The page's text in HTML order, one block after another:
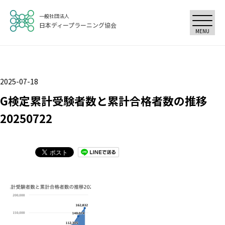
一般社団法人
日本ディープラーニング協会
MENU
2025-07-18
G検定累計受験者数と累計合格者数の推移
20250722